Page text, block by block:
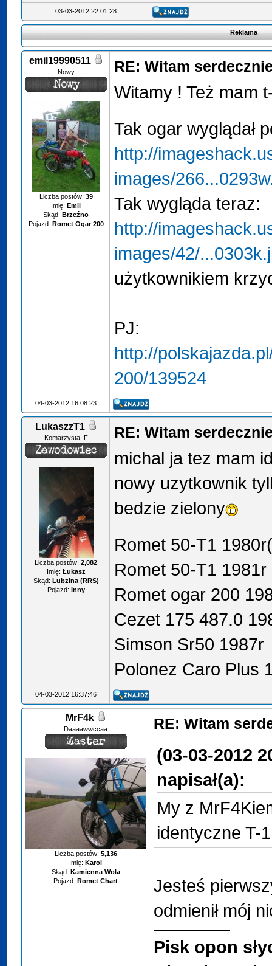
03-03-2012 22:01:28
Reklama
emil19990511
Nowy
Liczba postów: 39
Imię: Emil
Skąd: Brzeźno
Pojazd: Romet Ogar 200
RE: Witam
Witamy ! Też mam
Tak ogar wyglądał
http://
images/
Tak wygląda teraz:
http://
images/42/
użytkownikiem
PJ:
http://
200/139524
04-03-2012 16:08:23
LukaszzT1
Komarzysta :F
Liczba postów:2,082
Imię: Łukasz
Skąd: Lubzina (RRS)
Pojazd: Inny
RE: Witam
michal ja tez mam
nowy uzytkownik
bedzie zielony
Romet 50-T1
Romet 50-T1
Romet ogar 200
Cezet 175 487.0
Simson Sr50 1987r
Polonez Caro Plus
04-03-2012 16:37:46
MrF4k
Daaaawwccaa
Liczba postów: 5,136
Imię: Karol
Skąd: Kamienna Wola
Pojazd: Romet Chart
RE: Witam
(03-03-2012
napisał(a):
My z
identyczne T-
Jesteś
odmienił mój
Pisk opon